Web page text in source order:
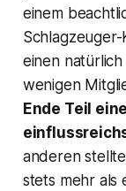
einem
einen
wenigen
Ende Teil
anderen
stets mehr als